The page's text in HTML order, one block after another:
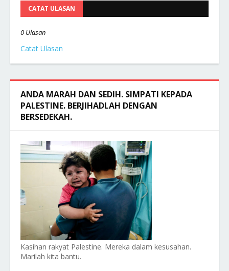
CATAT ULASAN
0 Ulasan
Catat Ulasan
ANDA MARAH DAN SEDIH. SIMPATI KEPADA
PALESTINE. BERJIHADLAH DENGAN
BERSEDEKAH.
Kasihan rakyat Palestine. Mereka dalam kesusahan.
Marilah kita bantu.